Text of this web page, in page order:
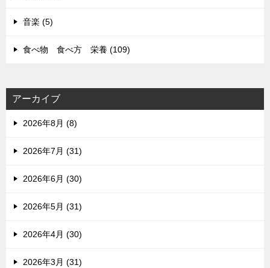
音楽 (5)
食べ物 食べ方 栄養 (109)
アーカイブ
2026年8月 (8)
2026年7月 (31)
2026年6月 (30)
2026年5月 (31)
2026年4月 (30)
2026年3月 (31)